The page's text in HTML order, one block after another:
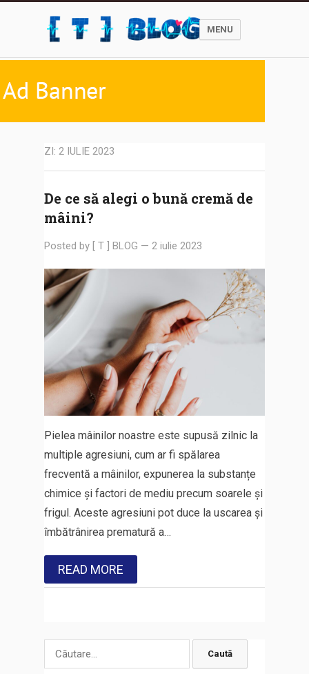
MENU
ZI: 2 IULIE 2023
De ce să alegi o bună cremă de
mâini?
Posted by [ T ] BLOG — 2 iulie 2023
Pielea mâinilor noastre este supusă zilnic la
multiple agresiuni, cum ar fi spălarea
frecventă a mâinilor, expunerea la substanțe
chimice și factori de mediu precum soarele și
frigul. Aceste agresiuni pot duce la uscarea și
îmbătrânirea prematură a…
READ MORE
Caută
după: